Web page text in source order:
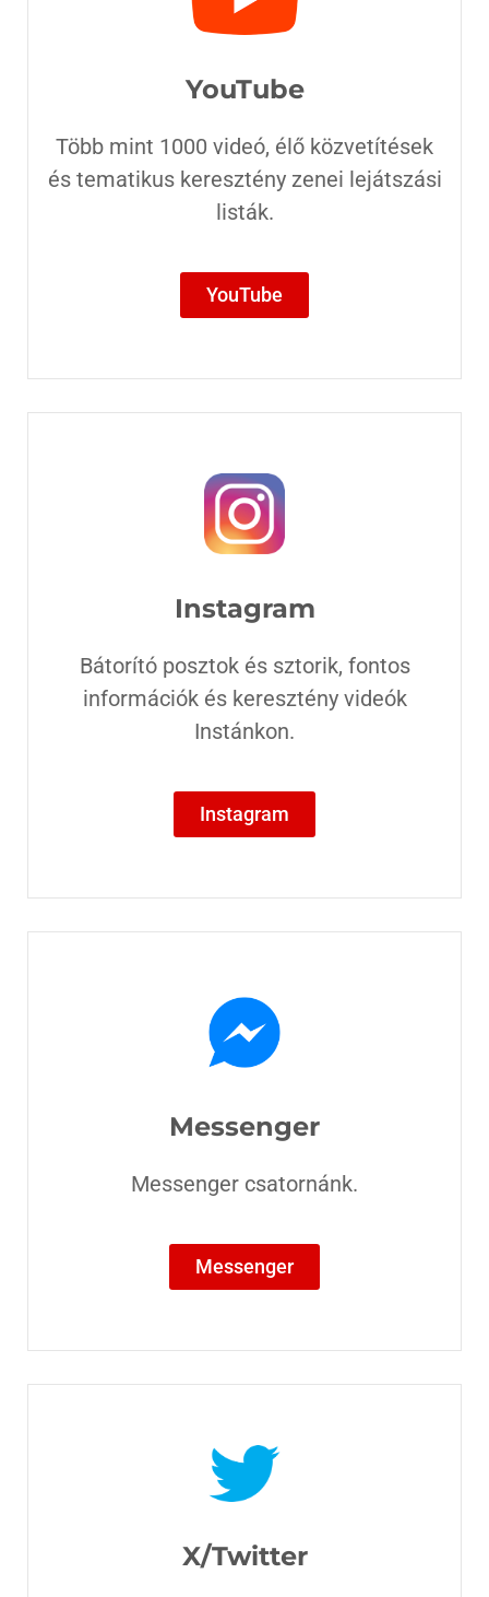
YouTube
Több mint 1000 videó, élő közvetítések
és tematikus keresztény zenei lejátszási
listák.
YouTube
Instagram
Bátorító posztok és sztorik, fontos
információk és keresztény videók
Instánkon.
Instagram
Messenger
Messenger csatornánk.
Messenger
X/Twitter